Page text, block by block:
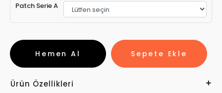
Patch Serie A
Sepete Ekle
Hemen Al
Ürün Özellikleri